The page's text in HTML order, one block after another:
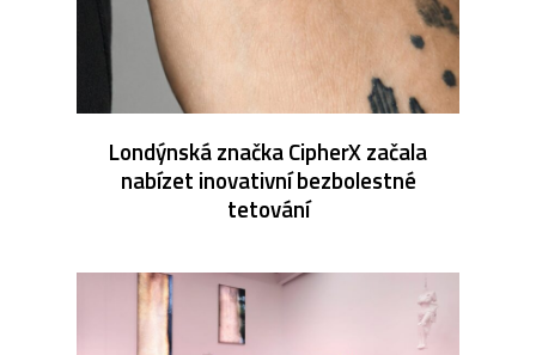
Londýnská značka CipherX začala
nabízet inovativní bezbolestné
tetování